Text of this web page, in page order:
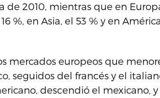
de 2010, mientras que en
%, en Asia, el 53 % y en
mercados europeos que
seguidos del francés y el
descendió el mexicano,